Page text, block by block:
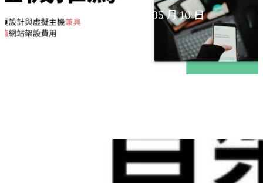
Posted Date: 2022 年 05 月 10 日